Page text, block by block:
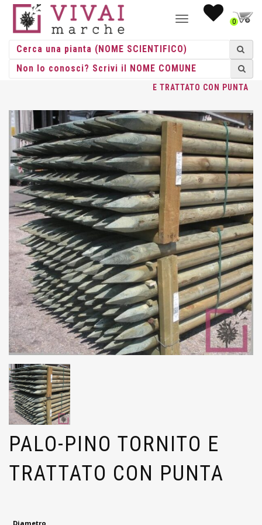
NAVIGAZIONE0
HOME /MATERIALI/ PALI/PALO-PINO / PALO-PINO TORNITO
E TRATTATO CON PUNTA
PALO-PINO TORNITO E
TRATTATO CON PUNTA
Diametro